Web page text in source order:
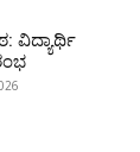
ವಿದ್ಯಾರ್ಥಿ